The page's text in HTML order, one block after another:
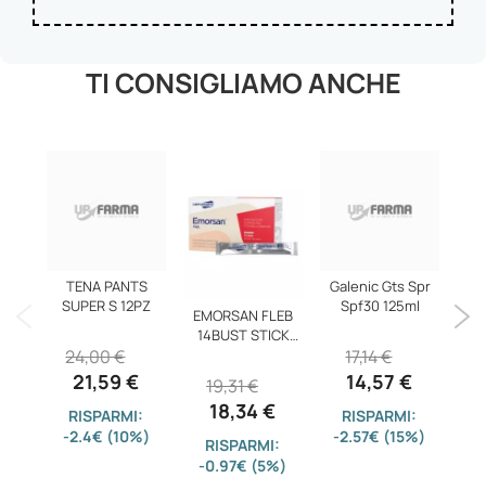
TI CONSIGLIAMO ANCHE
TENA PANTS
SUPER S 12PZ
21,59 €
24,00 €
RISPARMI:
-2.4€ (10%)
EMORSAN FLEB
14BUST STICK
18,34 €
19,31 €
RISPARMI:
-0.97€ (5%)
Galenic Gts Spr
Spf30 125ml
14,57 €
17,14 €
RISPARMI:
-2.57€ (15%)